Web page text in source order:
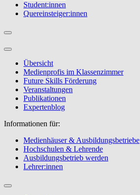
Student:innen
Quereinsteiger:innen
Übersicht
Medienprofis im Klassenzimmer
Future Skills Förderung
Veranstaltungen
Publikationen
Expertenblog
Informationen für:
Medienhäuser & Ausbildungsbetriebe
Hochschulen & Lehrende
Ausbildungsbetrieb werden
Lehrer:innen